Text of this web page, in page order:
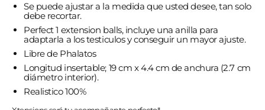
Se puede ajustar a la medida que usted desee, tan solo
debe recortar.
Perfect 1 extension balls, incluye una anilla para
adaptarla a los testiculos y conseguir un mayor ajuste.
Libre de Phalatos
Longitud insertable; 19 cm x 4.4 cm de anchura (2.7 cm
diámetro interior).
Realistico 100%